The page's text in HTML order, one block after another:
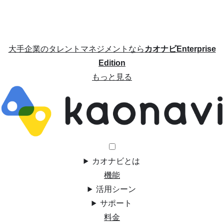
大手企業のタレントマネジメントならカオナビEnterprise
Edition
もっと見る
カオナビとは
機能
活用シーン
サポート
料金